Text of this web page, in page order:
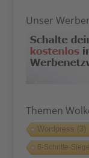
Unser
Themen
Wordpress (3)
6-Schritte-